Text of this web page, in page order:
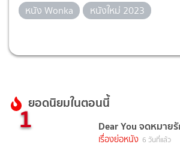
หนัง Wonka
หนังใหม่ 2023
ยอดนิยมในตอนนี้
1 Dear You จดหมาย
เรื่องย่อหนัง 6 วันที่แล้ว